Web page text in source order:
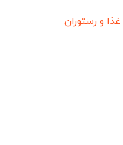
غذا و رستوران